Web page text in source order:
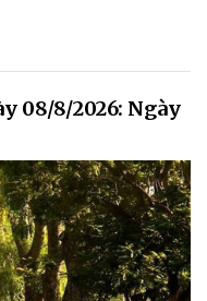
08/8/2026: Ngày